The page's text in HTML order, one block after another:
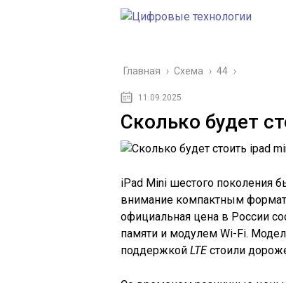
Главная › Схема › 44 ›
11.09.2025
Сколько будет
iPad Mini шестого поколения
внимание компактным
официальная цена в России
памяти и модулем Wi-Fi.
поддержкой LTEстоили